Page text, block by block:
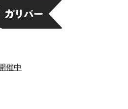
催中